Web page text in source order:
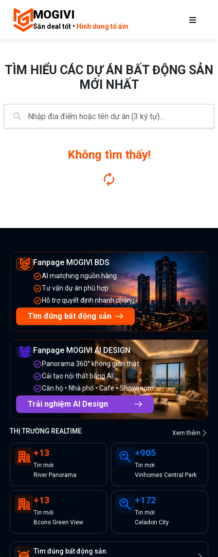
MOGIVI
Săn deal tốt • Hình dung tổ ấm
TÌM HIỂU CÁC DỰ ÁN BẤT ĐỘNG SẢN
MỚI NHẤT
Không tìm thấy!
Fanpage MOGIVI BDS
AI matching nguồn hàng
Tư vấn dự án phù hợp
Hỗ trợ quyết định nhanh chóng
Tìm đúng bất động sản
Fanpage MOGIVI AI DESIGN
Panorama 360° không gian thật
Cải tạo nội thất bằng AI
Căn hộ • Nhà phố • Cafe • Showroom
Trải nghiệm AI Design
THỊ TRƯỜNG REALTIME Xem thêm
+13
Tin mới
River Panorama
+905
Tin mới
Vinhomes Central Park
+13
Tin mới
Bcons Green View
+172
Tin mới
Celadon City
Tìm đúng bất động sản.